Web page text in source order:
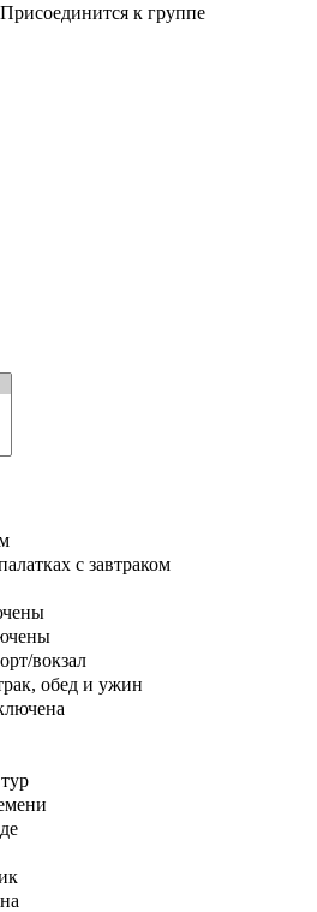
Присоединится к группе
с завтраком
вокзал
обед и ужин